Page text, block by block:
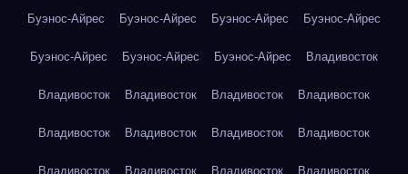
Буэнос-Айрес Буэнос-Айрес Буэнос-Айрес Буэнос-Айрес
Буэнос-Айрес Буэнос-Айрес Буэнос-Айрес Владивосток
Владивосток Владивосток Владивосток Владивосток
Владивосток Владивосток Владивосток Владивосток
Владивосток Владивосток Владивосток Владивосток